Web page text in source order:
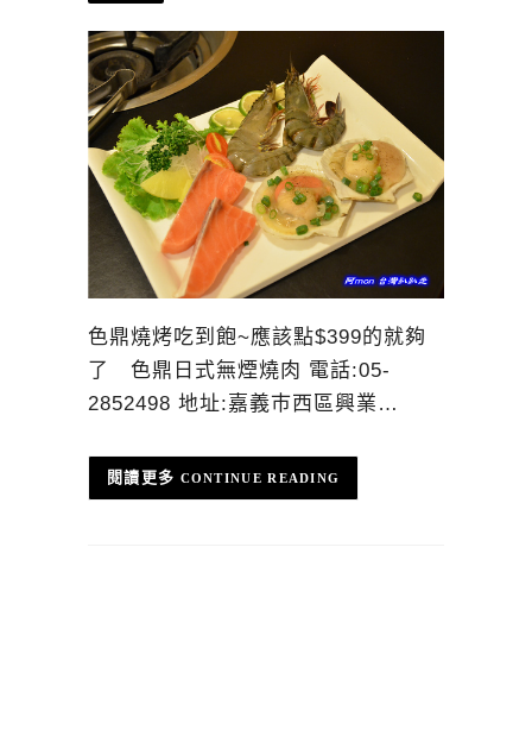
色鼎燒烤吃到飽~應該點$399的就夠
了 色鼎日式無煙燒肉 電話:05-
2852498 地址:嘉義巿西區興業…
CONTINUE READING